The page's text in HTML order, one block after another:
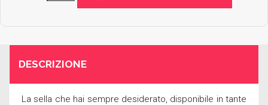
DESCRIZIONE
La sella che hai sempre desiderato, disponibile in tante